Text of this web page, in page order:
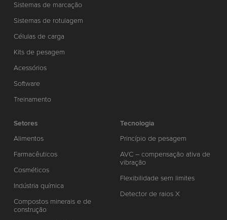
Sistemas de marcação
Sistemas de rotulagem
Células de carga
Kits de pesagem
Acessórios
Software
Treinamento
Setores
Alimentos
Farmacêuticos
Cosméticos
Indústria química
Compostos minerais e de
construção
Tecnologia
Princípio de pesagem
AVC – compensação ativa de
vibração
Flexibilidade sem limites
Detector de raios X